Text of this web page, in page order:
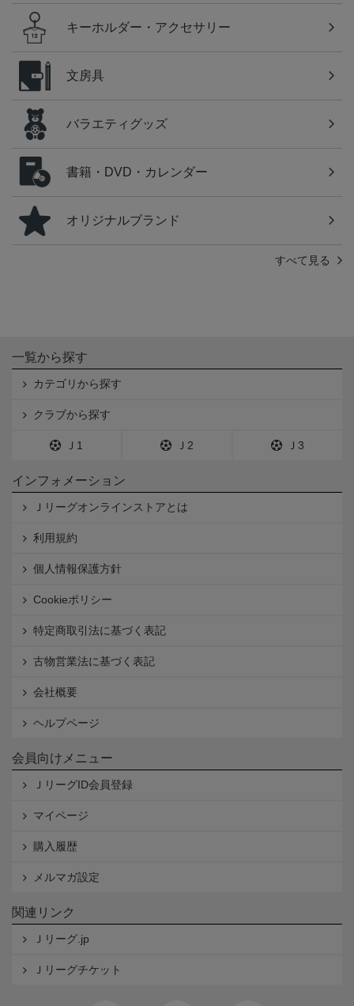
キーホルダー・アクセサリー
文房具
バラエティグッズ
書籍・DVD・カレンダー
オリジナルブランド
すべて見る
一覧から探す
カテゴリから探す
クラブから探す
Ｊ1 Ｊ2 Ｊ3
インフォメーション
Ｊリーグオンラインストアとは
利用規約
個人情報保護方針
Cookieポリシー
特定商取引法に基づく表記
古物営業法に基づく表記
会社概要
ヘルプページ
会員向けメニュー
ＪリーグID会員登録
マイページ
購入履歴
メルマガ設定
関連リンク
Ｊリーグ.jp
Ｊリーグチケット